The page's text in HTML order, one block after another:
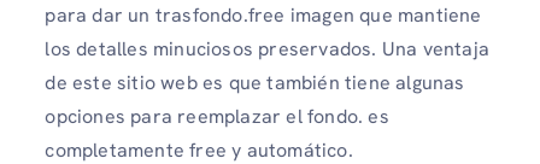
para dar un trasfondo.free imagen que mantiene
los detalles minuciosos preservados. Una ventaja
de este sitio web es que también tiene algunas
opciones para reemplazar el fondo. es
completamente free y automático.